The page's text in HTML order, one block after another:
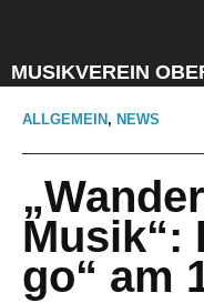
MUSIKVEREIN
ALLGEMEIN , NEWS
Musik“:
go“ am